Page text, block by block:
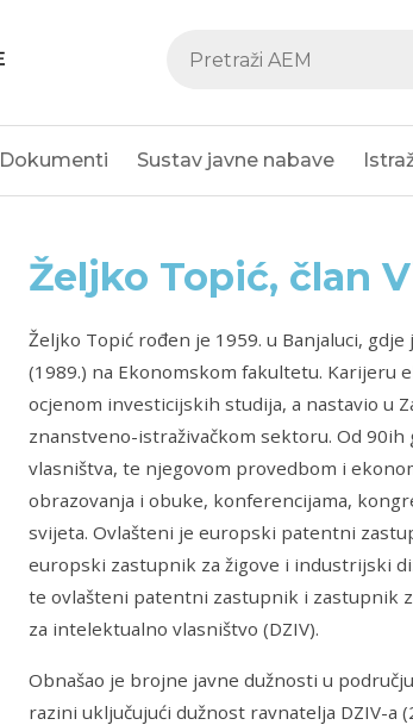
Dokumenti Sustav javne nabave
Željko Topić, član
Željko Topić rođen je 1959. u Banjaluci,
(1989.) na Ekonomskom fakultetu. Karijeru
ocjenom investicijskih studija, a nastavio u
znanstveno-istraživačkom sektoru. Od
vlasništva, te njegovom provedbom i
obrazovanja i obuke, konferencijama,
svijeta. Ovlašteni je europski patentni
europski zastupnik za žigove i industrijski
te ovlašteni patentni zastupnik i zastupnik
za intelektualno
Obnašao je brojne javne dužnosti u
razini uključujući dužnost ravnatelja DZIV-a